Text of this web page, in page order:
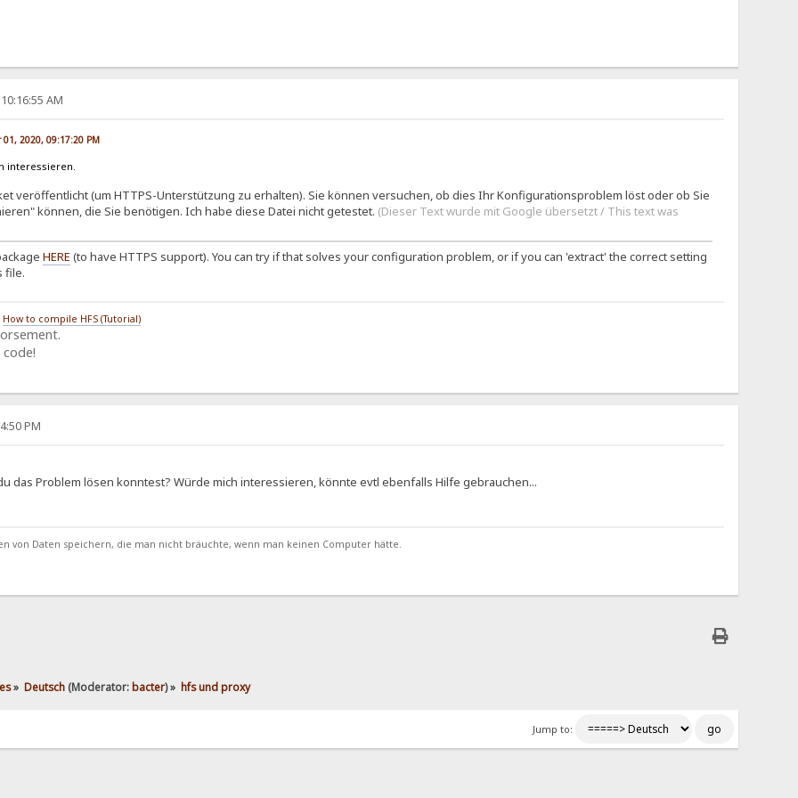
AM
2020, 09:17:20 PM
interessieren.
veröffentlicht (um HTTPS-Unterstützung zu erhalten). Sie können versuchen, ob dies Ihr Konfigurationsproblem löst oder ob Sie
können, die Sie benötigen. Ich habe diese Datei nicht getestet. (Dieser Text wurde mit Google übersetzt / This text was
HERE (to have HTTPS support). You can try if that solves your configuration problem, or if you can 'extract' the correct setting
file.
How to compile HFS (Tutorial)
PM
das Problem lösen konntest? Würde mich interessieren, könnte evtl ebenfalls Hilfe gebrauchen...
von Daten speichern, die man nicht bräuchte, wenn man keinen Computer hätte.
» Deutsch(Moderator: bacter) » hfs und proxy
Jump to: